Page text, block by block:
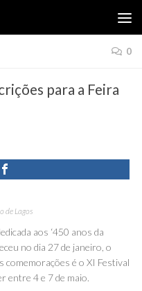
0
para a Feira
de Lagos
aos ‘450 anos da
no dia 27 de janeiro, o
é o XI Festival
entre 4 e 7 de maio.